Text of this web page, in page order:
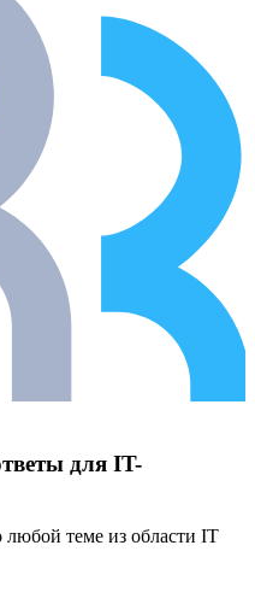
для IT-
теме из области IT